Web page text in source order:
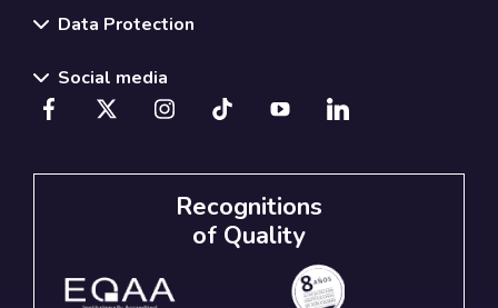
Data Protection
Social media
Recognitions
of Quality